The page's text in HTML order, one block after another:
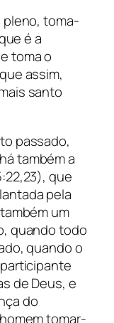
toma-
é a
toma o
assim,
santo
passado,
também a
que
pela
um
quando todo
quando o
de Deus, e
do
tomar-